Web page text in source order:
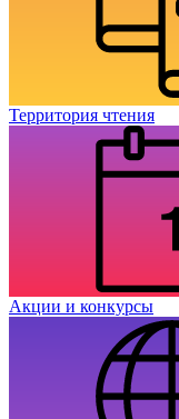
Территория чтения
Акции и конкурсы